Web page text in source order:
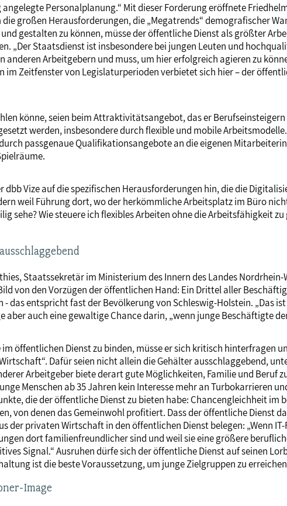
Personalplanung.“ Mit dieser Forderung eröffnete
die großen Herausforderungen, die „Megatrends“ demografischer
gestalten zu können, müsse der öffentliche Dienst als größter
„Der Staatsdienst ist insbesondere bei jungen Leuten und
Arbeitgebern und muss, um hier erfolgreich agieren zu
im Zeitfenster von Legislaturperioden verbietet sich hier – der
könne, seien beim Attraktivitätsangebot, das er
werden, insbesondere durch flexible und mobile
passgenaue Qualifikationsangebote an die eigenen
dbb Vize auf die spezifischen Herausforderungen hin, die die
weil Führung dort, wo der herkömmliche Arbeitsplatz im Büro
sehe? Wie steuere ich flexibles Arbeiten ohne die Arbeitsfähigkeit
Staatssekretär im Ministerium des Innern des Landes
von den Vorzügen der öffentlichen Hand: Ein Drittel aller
- das entspricht fast der Bevölkerung von Schleswig-Holstein.
aber auch eine gewaltige Chance darin, „wenn junge Beschäftigte
öffentlichen Dienst zu binden, müsse er sich kritisch hinterfragen
Dafür seien nicht allein die Gehälter ausschlaggebend,
Arbeitgeber biete derart gute Möglichkeiten, Familie und Beruf
Menschen ab 35 Jahren kein Interesse mehr an Turbokarrieren
die der öffentliche Dienst zu bieten habe: Chancengleichheit
von denen das Gemeinwohl profitiert. Dass der öffentliche Dienst
der privaten Wirtschaft in den öffentlichen Dienst belegen: „Wenn
dort familienfreundlicher sind und weil sie eine größere
Signal.“ Ausruhen dürfe sich der öffentliche Dienst auf seinen
ist die beste Voraussetzung, um junge Zielgruppen zu
Image